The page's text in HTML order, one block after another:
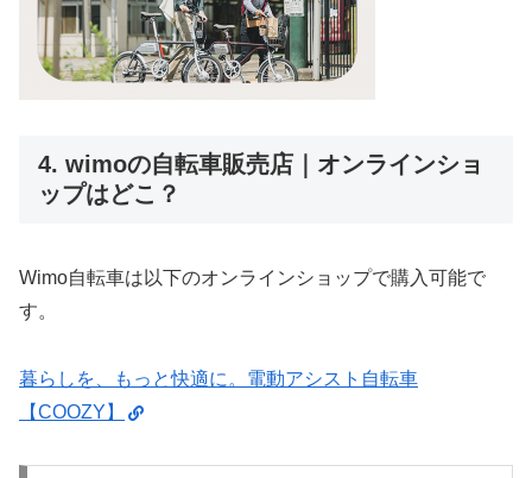
4. wimoの自転車販売店｜オンラインショ
ップはどこ？
Wimo自転車は以下のオンラインショップで購入可能で
す。
暮らしを、もっと快適に。電動アシスト自転車
【COOZY】